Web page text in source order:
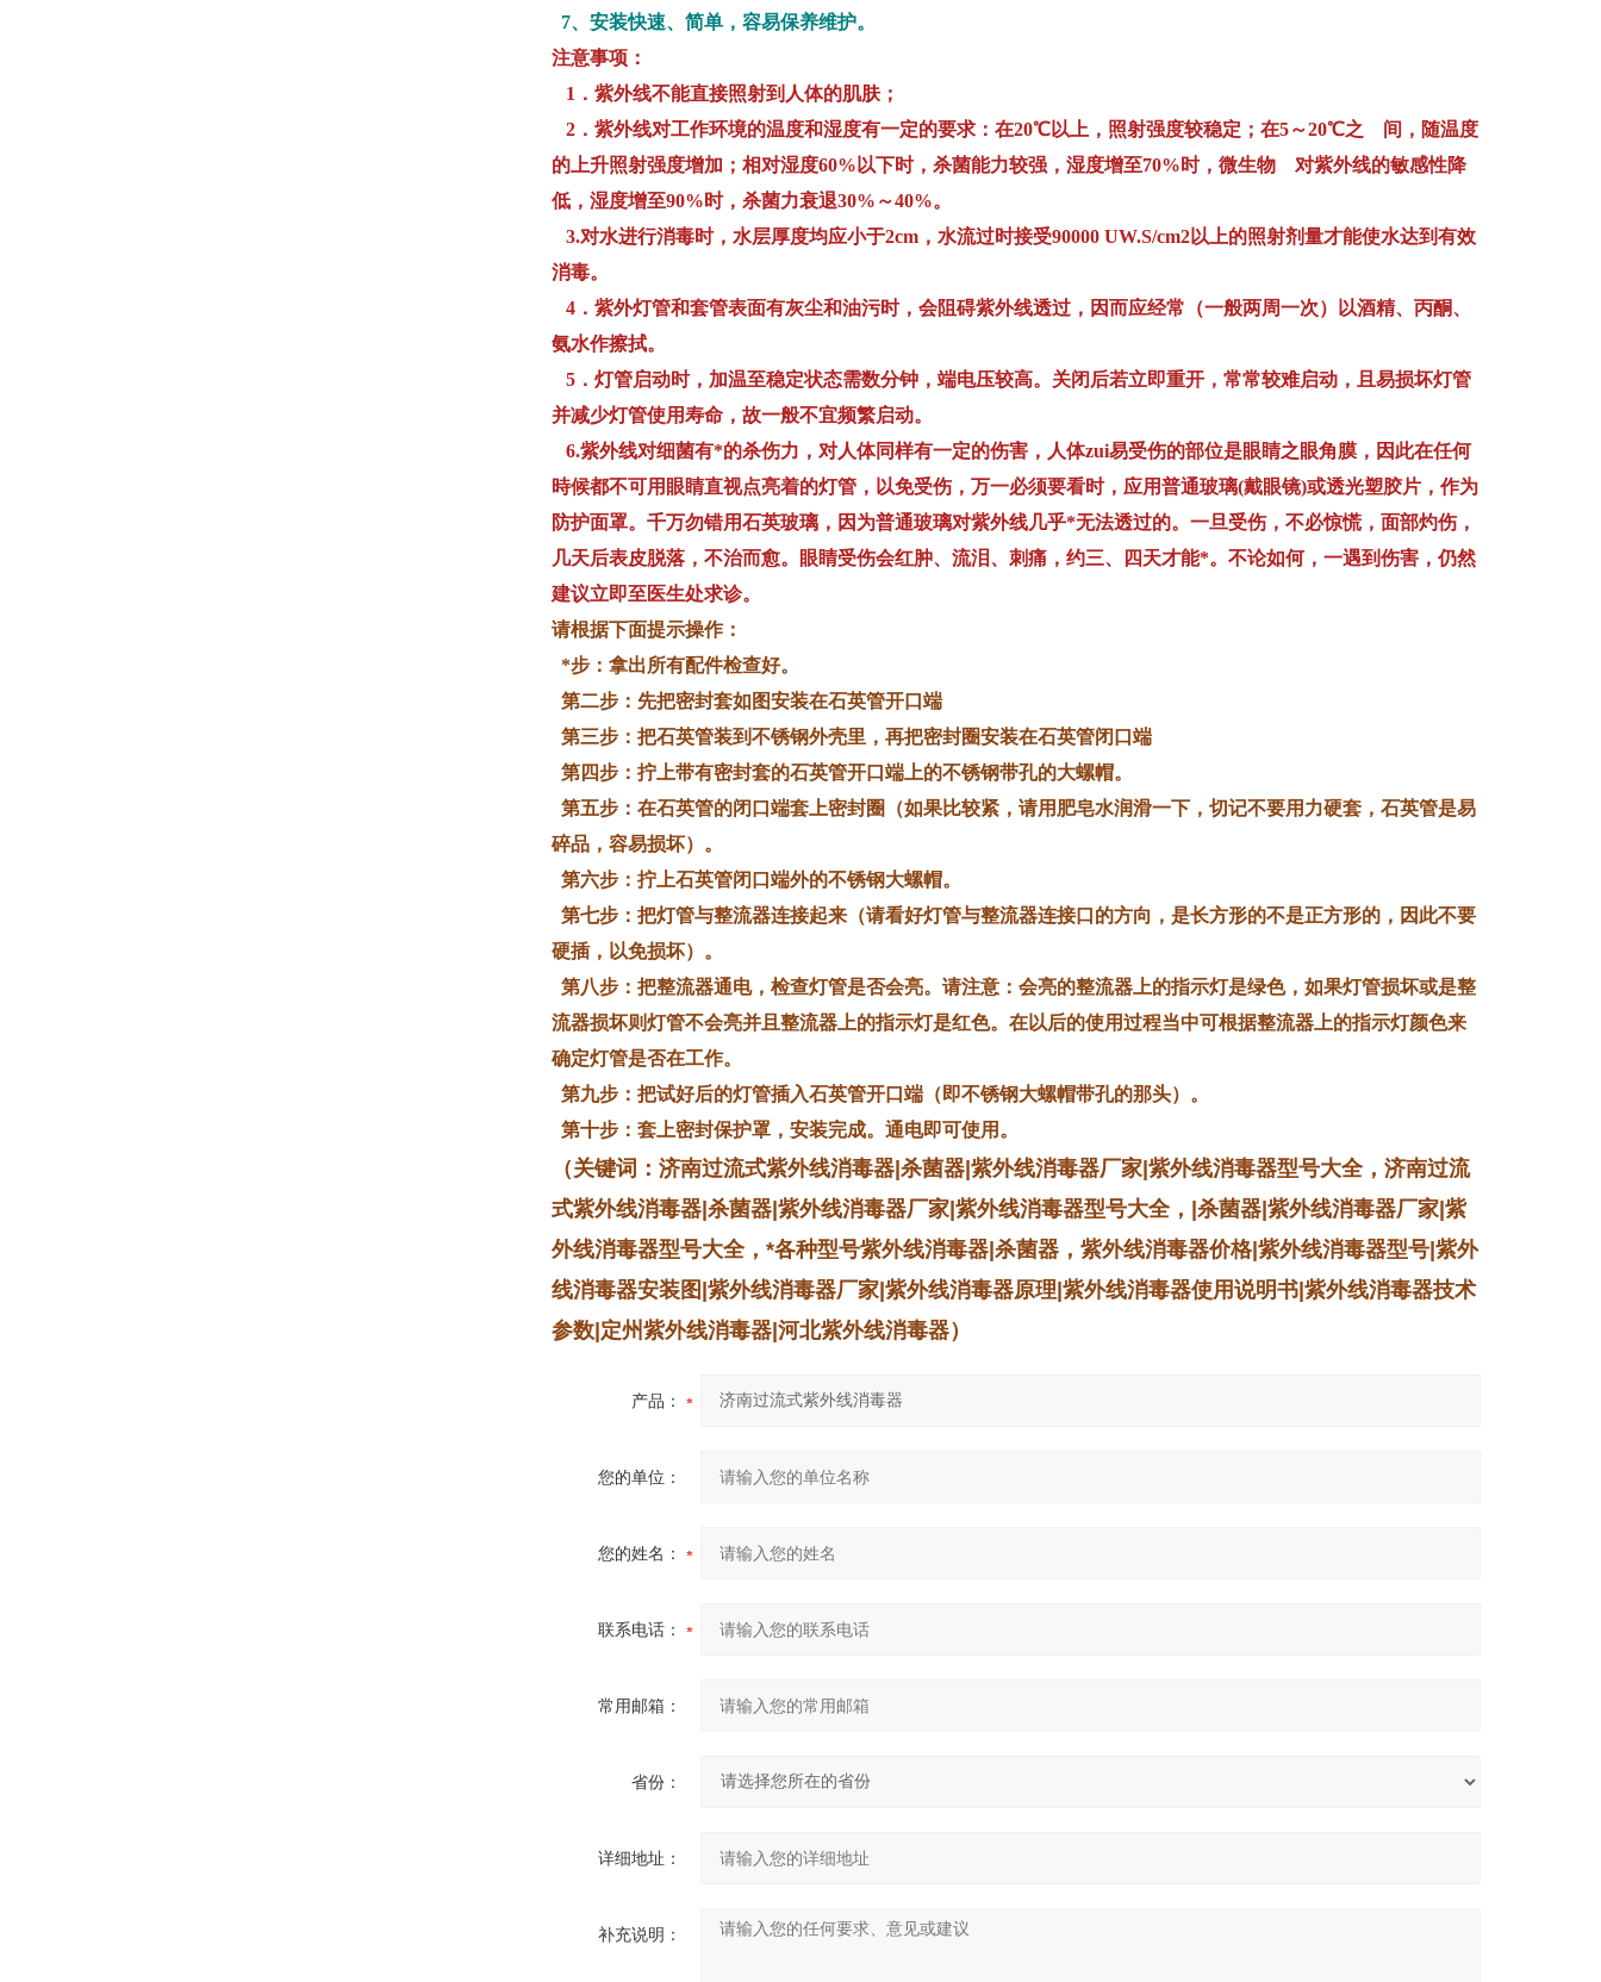
7、安装快速、简单，容易保养维护。
注意事项：
1．紫外线不能直接照射到人体的肌肤；
2．紫外线对工作环境的温度和湿度有一定的要求：在20℃以上，照射强度较稳定；在5～20℃之 间，随温度
的上升照射强度增加；相对湿度60%以下时，杀菌能力较强，湿度增至70%时，微生物 对紫外线的敏感性降
低，湿度增至90%时，杀菌力衰退30%～40%。
3.对水进行消毒时，水层厚度均应小于2cm，水流过时接受90000 UW.S/cm2以上的照射剂量才能使水达到有效
消毒。
4．紫外灯管和套管表面有灰尘和油污时，会阻碍紫外线透过，因而应经常（一般两周一次）以酒精、丙酮、
氨水作擦拭。
5．灯管启动时，加温至稳定状态需数分钟，端电压较高。关闭后若立即重开，常常较难启动，且易损坏灯管
并减少灯管使用寿命，故一般不宜频繁启动。
6.紫外线对细菌有*的杀伤力，对人体同样有一定的伤害，人体zui易受伤的部位是眼睛之眼角膜，因此在任何
時候都不可用眼睛直视点亮着的灯管，以免受伤，万一必须要看时，应用普通玻璃(戴眼镜)或透光塑胶片，作为
防护面罩。千万勿错用石英玻璃，因为普通玻璃对紫外线几乎*无法透过的。一旦受伤，不必惊慌，面部灼伤，
几天后表皮脱落，不治而愈。眼睛受伤会红肿、流泪、刺痛，约三、四天才能*。不论如何，一遇到伤害，仍然
建议立即至医生处求诊。
请根据下面提示操作：
*步：拿出所有配件检查好。
第二步：先把密封套如图安装在石英管开口端
第三步：把石英管装到不锈钢外壳里，再把密封圈安装在石英管闭口端
第四步：拧上带有密封套的石英管开口端上的不锈钢带孔的大螺帽。
第五步：在石英管的闭口端套上密封圈（如果比较紧，请用肥皂水润滑一下，切记不要用力硬套，石英管是易
碎品，容易损坏）。
第六步：拧上石英管闭口端外的不锈钢大螺帽。
第七步：把灯管与整流器连接起来（请看好灯管与整流器连接口的方向，是长方形的不是正方形的，因此不要
硬插，以免损坏）。
第八步：把整流器通电，检查灯管是否会亮。请注意：会亮的整流器上的指示灯是绿色，如果灯管损坏或是整
流器损坏则灯管不会亮并且整流器上的指示灯是红色。在以后的使用过程当中可根据整流器上的指示灯颜色来
确定灯管是否在工作。
第九步：把试好后的灯管插入石英管开口端（即不锈钢大螺帽带孔的那头）。
第十步：套上密封保护罩，安装完成。通电即可使用。
（关键词：济南过流式紫外线消毒器|杀菌器|紫外线消毒器厂家|紫外线消毒器型号大全，济南过流
式紫外线消毒器|杀菌器|紫外线消毒器厂家|紫外线消毒器型号大全，|杀菌器|紫外线消毒器厂家|紫
外线消毒器型号大全，*各种型号紫外线消毒器|杀菌器，紫外线消毒器价格|紫外线消毒器型号|紫外
线消毒器安装图|紫外线消毒器厂家|紫外线消毒器原理|紫外线消毒器使用说明书|紫外线消毒器技术
参数|定州紫外线消毒器|河北紫外线消毒器）
产品：
您的单位：
您的姓名：
联系电话：
常用邮箱：
省份：
详细地址：
补充说明：